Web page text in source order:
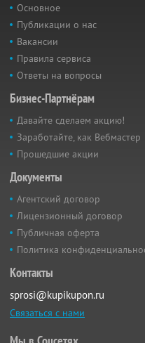
Основное
Публикации о нас
Вакансии
Правила сервиса
Ответы на вопросы
Бизнес-Партнёрам
Давайте сделаем акцию!
Заработайте, как Вебмастер
Прошедшие акции
Документы
Агентский договор
Лицензионный договор
Публичная оферта
Политика
Контакты
sprosi@kupikupon.ru
Связаться с нами